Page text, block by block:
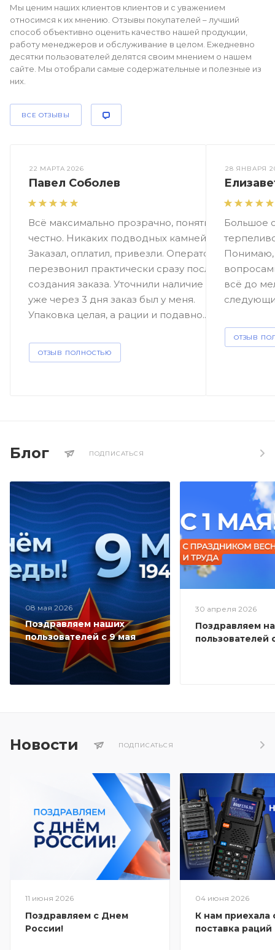
Мы ценим наших клиентов клиентов и с уважением
относимся к их мнению. Отзывы покупателей – лучший
способ объективно оценить качество нашей продукции,
работу менеджеров и обслуживание в целом. Ежедневно
десятки пользователей делятся своим мнением о нашем
сайте. Мы отобрали самые содержательные и полезные из
них.
ВСЕ ОТЗЫВЫ
22 МАРТА 2026
Павел Соболев
Всё максимально прозрачно, понятно и
честно. Никаких подводных камней.
Заказал, оплатил, привезли. Оператор
перезвонил практически сразу после
создания заказа. Уточнили наличие и
уже через 3 дня заказ был у меня.
Упаковка целая, а рации и подавно....
ОТЗЫВ ПОЛНОСТЬЮ
28 ЯНВАРЯ
Большое
Понимаю,
всё до
ОТЗЫВ
Блог ПОДПИСАТЬСЯ
08 мая 2026
Поздравляем наших
пользователей с 9 мая
30 апреля 2026
Поздравляем
пользователей
Новости ПОДПИСАТЬСЯ
11 июня 2026
Поздравляем с Днем
России!
04 июня 2026
К нам приехала
поставка раций